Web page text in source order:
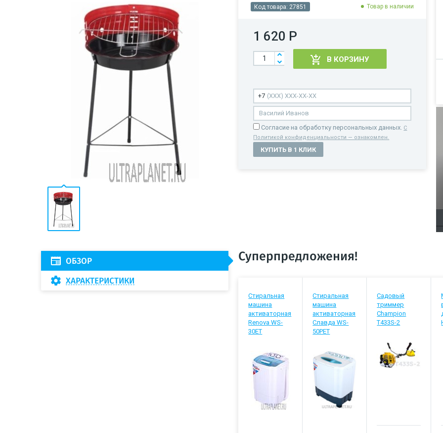
ОБЗОР
ХАРАКТЕРИСТИКИ
Код товара: 27851 Товар в наличии
1 620 Р
В КОРЗИНУ
Cогласие на обработку персональных данных. С
Политикой конфиденциальности — ознакомлен.
КУПИТЬ В 1 КЛИК
Суперпредложения!
Стиральная
машина
активаторная
Renova WS-
30ET
Стиральная
машина
активаторная
Славда WS-
50РЕТ
Садовый
триммер
Champion
T433S-2